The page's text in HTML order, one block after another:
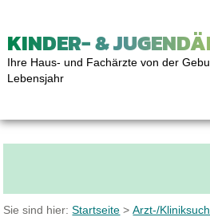
KINDER- &
Ihre Haus- und Fachärzte von der
Lebensjahr
Sie sind hier:Startseite >Arzt-/